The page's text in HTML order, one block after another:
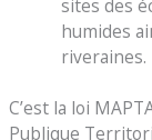
sites des
humides
riveraines.
C’est la loi
Publique